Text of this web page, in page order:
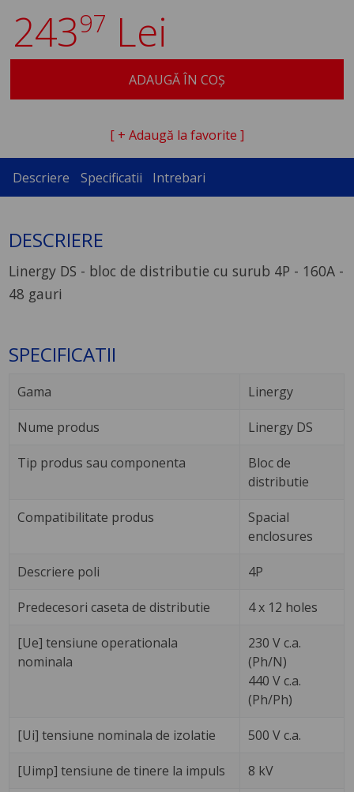
24397 Lei
ADAUGĂ ÎN COȘ
[ + Adaugă la favorite ]
Descriere Specificatii Intrebari
DESCRIERE
Linergy DS - bloc de distributie cu surub 4P - 160A -
48 gauri
SPECIFICATII
Gama Linergy
Nume produs Linergy DS
Tip produs sau componenta
Bloc de
distributie
Compatibilitate produs
Spacial
enclosures
Descriere poli 4P
Predecesori caseta de distributie 4 x 12 holes
[Ue] tensiune operationala
nominala
230 V c.a.
(Ph/N)
440 V c.a.
(Ph/Ph)
[Ui] tensiune nominala de izolatie 500 V c.a.
[Uimp] tensiune de tinere la impuls 8 kV